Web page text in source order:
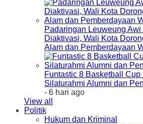
Padaringan Leuweung
Diaktivasi, Wali Kota
Alam dan Pemberdayaan
Funtastic 8 Basketball
Silaturahmi Alumni dan
- 6 hari ago
View all
Politik
Hukum dan Kriminal